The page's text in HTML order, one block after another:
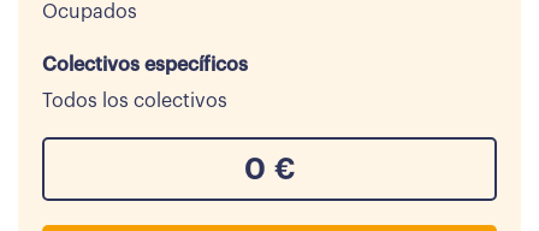
Ocupados
Colectivos específicos
Todos los colectivos
0 €